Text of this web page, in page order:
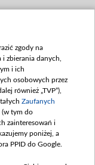
350
2025
(wpłata
zgody na
zbierania danych,
i ich
osobowych przez
również „TVP”),
Zaufanych
(w tym do
zainteresowań i
poniżej, a
PPID do Google.